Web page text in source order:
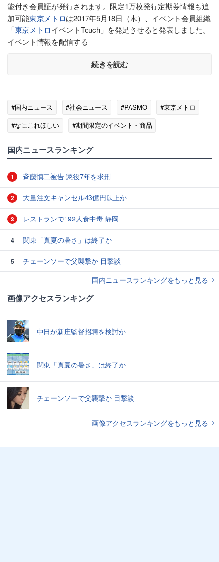
能付き会員証が発行されます。限定1万枚発行定期券情報も追
加可能東京メトロは2017年5月18日（木）、イベント会員組織
「東京メトロイベントTouch」を発足させると発表しました。
イベント情報を配信する
続きを読む
#国内ニュース #社会ニュース #PASMO
#東京メトロ
#なにこれほしい
#期間限定のイベント・商品
国内ニュースランキング
1 斉藤慎二被告 懲役7年を求刑
2 大量注文キャンセル43億円以上か
3 レストランで192人食中毒 静岡
4 関東「真夏の暑さ」は終了か
5
チェーンソーで父襲撃か 目撃談
国内ニュースランキングをもっと見る
画像アクセスランキング
中日が新庄監督招聘を検討か
関東「真夏の暑さ」は終了か
チェーンソーで父襲撃か 目撃談
画像アクセスランキングをもっと見る